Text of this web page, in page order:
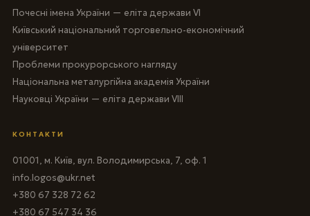
Почесні імена України — еліта держави VI
Київський національний торговельно-економічний
університет
Проблеми прокурорського нагляду
Національна металургійна академія України
Науковці України — еліта держави VIII
КОНТАКТИ
01001, м. Київ, вул. Володимирська, 7, оф. 1
info.logos@ukr.net
+380 67 328 72 62
+380 67 547 34 36